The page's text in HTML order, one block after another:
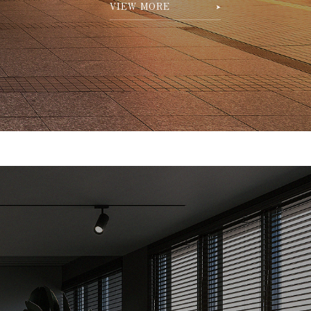
VIEW MORE